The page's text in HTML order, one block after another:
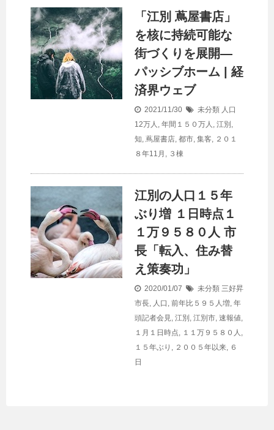
「江別 蔦屋書店」
を核に持続可能な
街づくりを展開―
パッシブホーム | 経
済界ウェブ
2021/11/30 未分類 人口
12万人 , 年間１５０万人 , 江別 ,
知, 蔦屋書店, 都市, 集客, ２０１
８年11月 , ３棟
江別の人口 １５年
ぶり増 １日時点１
１万９５８０人 市
長「転入、住み替
え策奏功」
2020/01/07 未分類 三好昇
市長, 人口 , 前年比５９５人増, 年
頭記者会見, 江別 , 江別市, 速報値,
１月１日時点, １１万９５８０人 ,
１５年ぶり , ２００５年以来, ６
日